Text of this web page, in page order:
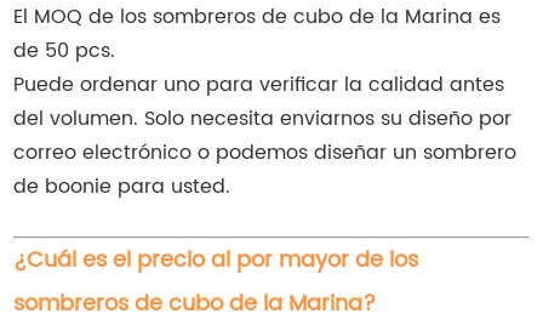
El MOQ de los sombreros de cubo de la Marina es
de 50 pcs.
Puede ordenar uno para verificar la calidad antes
del volumen. Solo necesita enviarnos su diseño por
correo electrónico o podemos diseñar un sombrero
de boonie para usted.
¿Cuál es el precio al por mayor de los
sombreros de cubo de la Marina?